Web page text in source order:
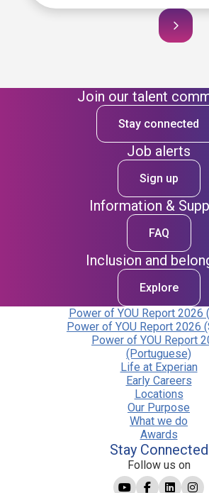
Join our talent
Stay connected
Job alerts
Sign up
Information &
FAQ
Inclusion and
Explore
Power of YOU Report 2026
Power of YOU Report 2026
Power of YOU Report
(Portuguese)
Life at Experian
Early Careers
Locations
Our Purpose
What we do
Awards
Stay Connected
Follow us on